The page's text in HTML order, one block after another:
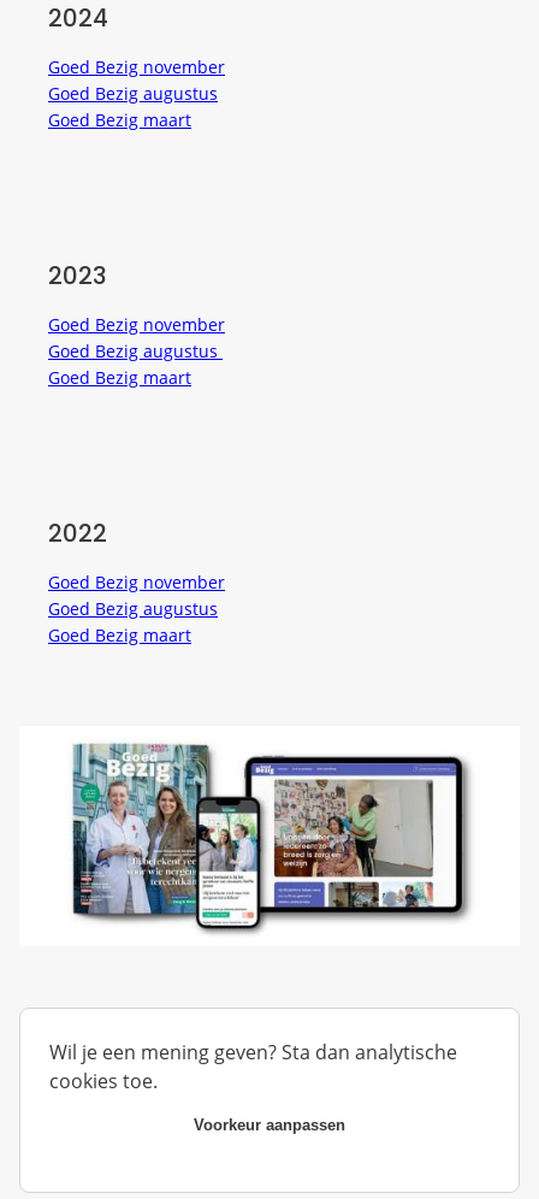
2024
Goed Bezig november
Goed Bezig augustus
Goed Bezig maart
2023
Goed Bezig november
Goed Bezig augustus
Goed Bezig maart
2022
Goed Bezig november
Goed Bezig augustus
Goed Bezig maart
Wil je een mening geven? Sta dan analytische
cookies toe.
Voorkeur aanpassen